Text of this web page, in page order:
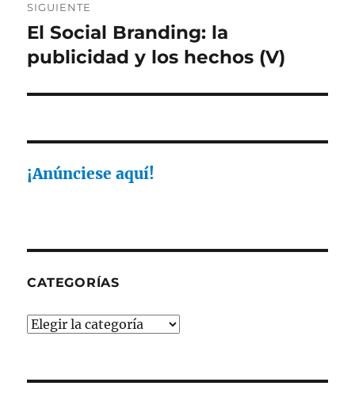
SIGUIENTE
Entrada
siguiente:
El Social Branding: la
publicidad y los hechos (V)
¡Anúnciese aquí!
CATEGORÍAS
Categorías